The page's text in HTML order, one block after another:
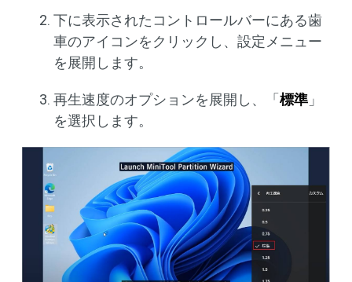
下に表示されたコントロールバーにある歯
車のアイコンをクリックし、設定メニュー
を展開します。
再生速度のオプションを展開し、「 標準 」
を選択します。